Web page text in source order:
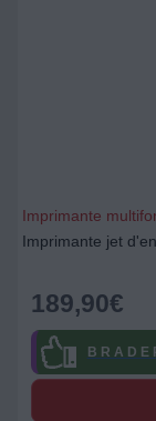
Imprimante
Imprimante jet
189,90€
B R A D E